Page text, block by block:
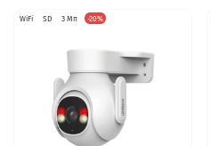
WiFi SD 3 Мп -20%